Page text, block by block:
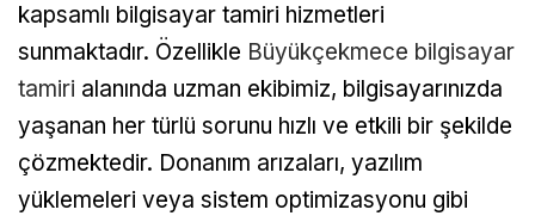
kapsamlı bilgisayar tamiri hizmetleri
sunmaktadır. Özellikle Büyükçekmece bilgisayar
tamiri alanında uzman ekibimiz, bilgisayarınızda
yaşanan her türlü sorunu hızlı ve etkili bir şekilde
çözmektedir. Donanım arızaları, yazılım
yüklemeleri veya sistem optimizasyonu gibi